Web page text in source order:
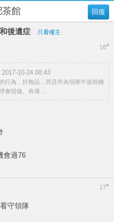
回復
茶館
後遺症 只看樓主
16#
10-24 00:43
行為，好無品，而且作為領隊中途跳槽
會咁做。有傳 ...
會過76
17#
守領隊